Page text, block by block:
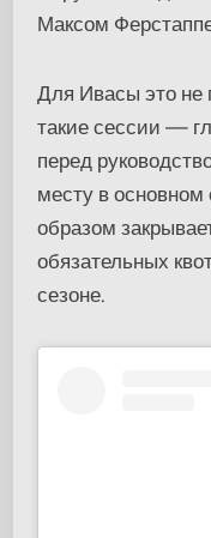
Максом
Для Ивасы это не
такие сессии —
перед
месту в основном
образом
обязательных
сезоне.